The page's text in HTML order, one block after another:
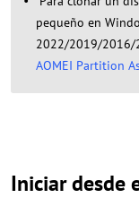
pequeño en
2022/2019/2016/
AOMEI Partition
Iniciar desde